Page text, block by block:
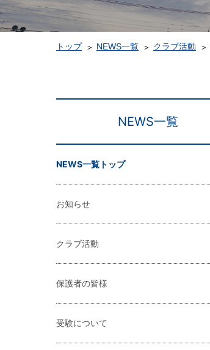
トップ NEWS一覧 クラブ活動
NEWS一覧
NEWS一覧トップ
お知らせ
クラブ活動
保護者の皆様
受験について